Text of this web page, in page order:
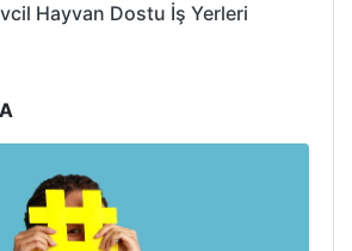
Hayvan Dostu İş Yerleri